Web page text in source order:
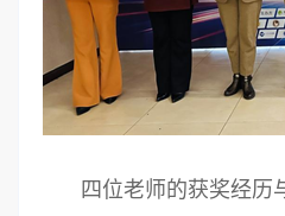
四位老师的获奖经历